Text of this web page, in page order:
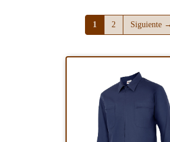
1 (página actual)
2(página actual)
Siguiente →